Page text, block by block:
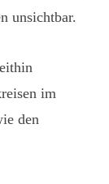
unsichtbar.
im
den